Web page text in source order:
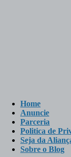
Home
Anuncie
Parceria
Politica de
Seja da
Sobre o Blog